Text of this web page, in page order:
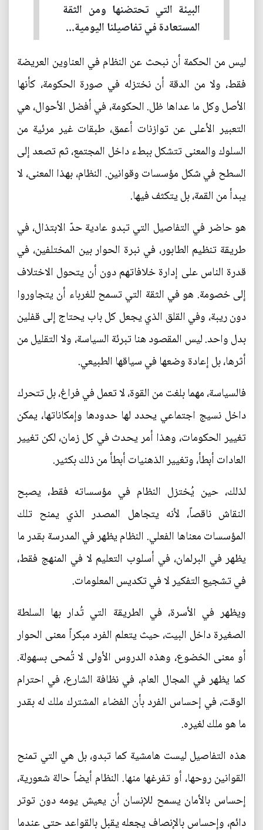
البيئة التي تحتضنها ومن الثقة
المستعادة في تفاصيلنا اليومية...
ليس من الحكمة أن نبحث عن النظام في العناوين العريضة
فقط، ولا من الدقة أن نختزله في صورة الحكومة، كأنها
الأصل وكل ما عداها ظل. الحكومة، في أفضل الأحوال، هي
التعبير الأعلى عن توازنات أعمق، طبقات غير مرئية من
السلوك والمعنى تتشكل ببطء داخل المجتمع، ثم تصعد إلى
السطح في شكل مؤسسات وقوانين. النظام، بهذا المعنى، لا
يبدأ من القمة، بل يتكثف فيها.
هو حاضر في التفاصيل التي تبدو عادية حدّ الابتذال، في
طريقة تنظيم الطابور، في نبرة الحوار بين المختلفين، في
قدرة الناس على إدارة خلافاتهم دون أن يتحول الاختلاف
إلى خصومة. هو في الثقة التي تسمح للغرباء أن يتجاوروا
دون ريبة، وفي القلق الذي يجعل كل باب يحتاج إلى قفلين
بدل واحد. ليس المقصود هنا تبرئة السياسة، ولا التقليل من
أثرها، بل إعادة وضعها في سياقها الطبيعي.
فالسياسة، مهما بلغت من القوة، لا تعمل في فراغ، بل تتحرك
داخل نسيج اجتماعي يحدد لها حدودها وإمكاناتها، يمكن
تغيير الحكومات، وهذا أمر يحدث في كل زمان، لكن تغيير
العادات أبطأ، وتغيير الذهنيات أبطأ من ذلك بكثير.
لذلك، حين يُختزل النظام في مؤسساته فقط، يصبح
النقاش ناقصاً، لأنه يتجاهل المصدر الذي يمنح تلك
المؤسسات معناها الفعلي. النظام يظهر في المدرسة بقدر ما
يظهر في البرلمان، في أسلوب التعليم لا في المنهج فقط،
في تشجيع التفكير لا في تكديس المعلومات.
ويظهر في الأسرة، في الطريقة التي تُدار بها السلطة
الصغيرة داخل البيت، حيث يتعلم الفرد مبكراً معنى الحوار
أو معنى الخضوع، وهذه الدروس الأولى لا تُمحى بسهولة.
كما يظهر في المجال العام، في نظافة الشارع، في احترام
الوقت، في إحساس الفرد بأن الفضاء المشترك ملك له بقدر
ما هو ملك لغيره.
هذه التفاصيل ليست هامشية كما تبدو، بل هي التي تمنح
القوانين روحها، أو تفرغها منها. النظام أيضاً حالة شعورية،
إحساس بالأمان يسمح للإنسان أن يعيش يومه دون توتر
دائم، وإحساس بالإنصاف يجعله يقبل بالقواعد حتى عندما